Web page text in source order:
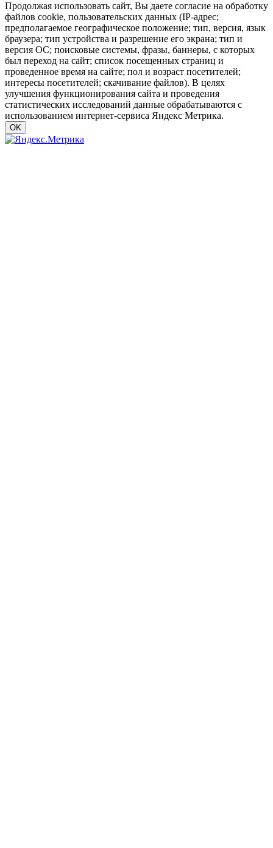
Продолжая использовать сайт, Вы даете согласие на обработку
файлов cookie, пользовательских данных (IP-адрес;
предполагаемое географическое положение; тип, версия, язык
браузера; тип устройства и разрешение его экрана; тип и
версия ОС; поисковые системы, фразы, баннеры, с которых
был переход на сайт; список посещенных страниц и
проведенное время на сайте; пол и возраст посетителей;
интересы посетителей; скачивание файлов). В целях
улучшения функционирования сайта и проведения
статистических исследований данные обрабатываются с
использованием интернет-сервиса Яндекс Метрика.
OK